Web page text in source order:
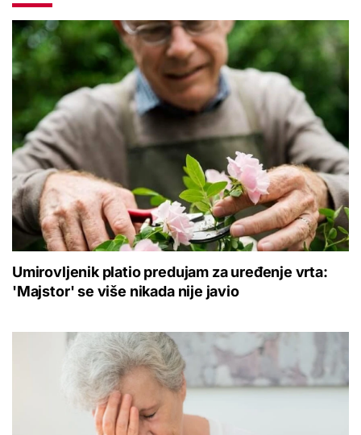
Umirovljenik platio predujam za uređenje vrta:
'Majstor' se više nikada nije javio